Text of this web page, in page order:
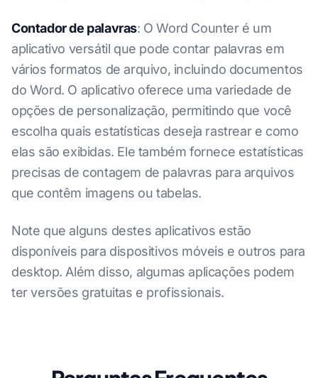
Contador de palavras: O Word Counter é um
aplicativo versátil que pode contar palavras em
vários formatos de arquivo, incluindo documentos
do Word. O aplicativo oferece uma variedade de
opções de personalização, permitindo que você
escolha quais estatísticas deseja rastrear e como
elas são exibidas. Ele também fornece estatísticas
precisas de contagem de palavras para arquivos
que contêm imagens ou tabelas.
Note que alguns destes aplicativos estão
disponíveis para dispositivos móveis e outros para
desktop. Além disso, algumas aplicações podem
ter versões gratuitas e profissionais.